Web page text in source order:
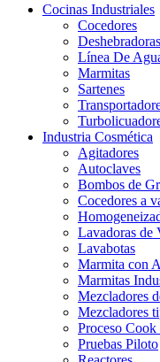
Cocinas Industriales
Cocedores
Deshebradoras
Línea De
Marmitas
Sartenes
Industria Cosmética
Agitadores
Autoclaves
Bombos de
Cocedores a
Lavadoras de
Lavabotas
Marmita con
Marmitas
Mezcladores
Mezcladores
Proceso
Pruebas Piloto